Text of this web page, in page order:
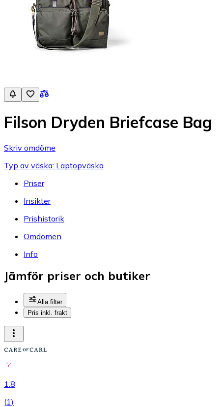
Filson Dryden Briefcase Bag
Skriv omdöme
Typ av väska: Laptopväska
Priser
Insikter
Prishistorik
Omdömen
Info
Jämför priser och butiker
Alla filter
Pris inkl. frakt
1.8
(1)